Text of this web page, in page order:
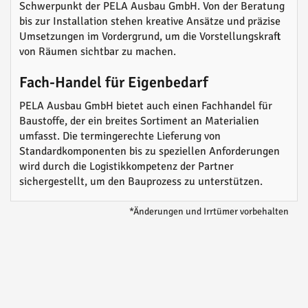
Schwerpunkt der PELA Ausbau GmbH. Von der Beratung
bis zur Installation stehen kreative Ansätze und präzise
Umsetzungen im Vordergrund, um die Vorstellungskraft
von Räumen sichtbar zu machen.
Fach-Handel für Eigenbedarf
PELA Ausbau GmbH bietet auch einen Fachhandel für
Baustoffe, der ein breites Sortiment an Materialien
umfasst. Die termingerechte Lieferung von
Standardkomponenten bis zu speziellen Anforderungen
wird durch die Logistikkompetenz der Partner
sichergestellt, um den Bauprozess zu unterstützen.
*Änderungen und Irrtümer vorbehalten